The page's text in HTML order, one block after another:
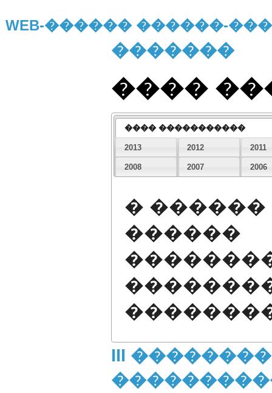
WEB-������ ������-
�������
����
���� �����������
2013 2012 2011
2008 2007 2006
�
������
III